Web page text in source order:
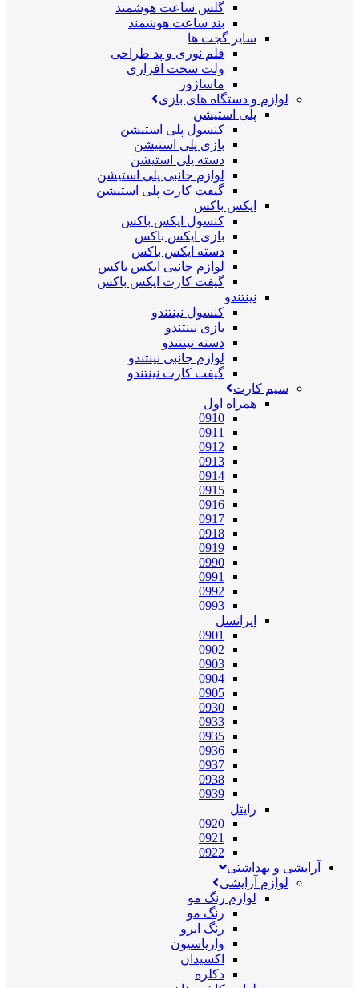
گلس ساعت هوشمند
بند ساعت هوشمند
سایر گجت ها
قلم نوری و پد طراحی
ولت سخت افزاری
ماساژور
لوازم و دستگاه های بازی
پلی استیشن
کنسول پلی استیشن
بازی پلی استیشن
دسته پلی استیشن
لوازم جانبی پلی استیشن
گیفت کارت پلی استیشن
ایکس باکس
کنسول ایکس باکس
بازی ایکس باکس
دسته ایکس باکس
لوازم جانبی ایکس باکس
گیفت کارت ایکس باکس
نینتندو
کنسول نینتندو
بازی نینتندو
دسته نینتندو
لوازم جانبی نینتندو
گیفت کارت نینتندو
سیم کارت
همراه اول
0910
0911
0912
0913
0914
0915
0916
0917
0918
0919
0990
0991
0992
0993
ایرانسل
0901
0902
0903
0904
0905
0930
0933
0935
0936
0937
0938
0939
رایتل
0920
0921
0922
آرایشی و بهداشتی
لوازم آرایشی
لوازم رنگ مو
رنگ مو
رنگ ابرو
واریاسیون
اکسیدان
دکلره